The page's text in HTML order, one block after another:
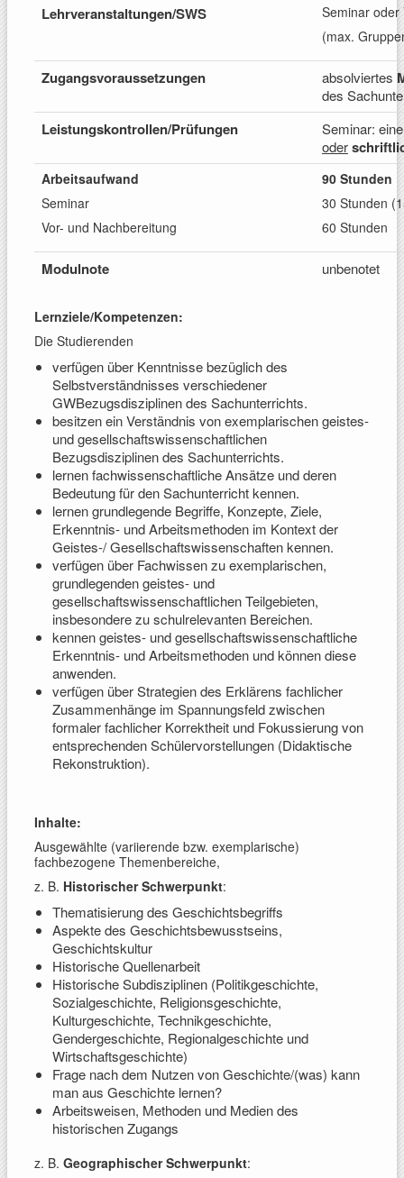
Lehrveranstaltungen/SWS
Seminar oder
(max.
Zugangsvoraussetzungen absolviertes
des
Leistungskontrollen/Prüfungen
Seminar:
oder
Arbeitsaufwand
Seminar
Vor- und Nachbereitung
90 Stunden
30 Stunden
60 Stunden
Modulnote unbenotet
Lernziele/Kompetenzen:
Die Studierenden
verfügen über Kenntnisse bezüglich des
Selbstverständnisses verschiedener
GWBezugsdisziplinen des Sachunterrichts.
besitzen ein Verständnis von exemplarischen geistes-
und gesellschaftswissenschaftlichen
Bezugsdisziplinen des Sachunterrichts.
lernen fachwissenschaftliche Ansätze und deren
Bedeutung für den Sachunterricht kennen.
lernen grundlegende Begriffe, Konzepte, Ziele,
Erkenntnis- und Arbeitsmethoden im Kontext der
Geistes-/ Gesellschaftswissenschaften kennen.
verfügen über Fachwissen zu exemplarischen,
grundlegenden geistes- und
gesellschaftswissenschaftlichen Teilgebieten,
insbesondere zu schulrelevanten Bereichen.
kennen geistes- und gesellschaftswissenschaftliche
Erkenntnis- und Arbeitsmethoden und können diese
anwenden.
verfügen über Strategien des Erklärens fachlicher
Zusammenhänge im Spannungsfeld zwischen
formaler fachlicher Korrektheit und Fokussierung von
entsprechenden Schülervorstellungen (Didaktische
Rekonstruktion).
Inhalte:
Ausgewählte (variierende bzw. exemplarische)
fachbezogene Themenbereiche,
z. B. Historischer Schwerpunkt:
Thematisierung des Geschichtsbegriffs
Aspekte des Geschichtsbewusstseins,
Geschichtskultur
Historische Quellenarbeit
Historische Subdisziplinen (Politikgeschichte,
Sozialgeschichte, Religionsgeschichte,
Kulturgeschichte, Technikgeschichte,
Gendergeschichte, Regionalgeschichte und
Wirtschaftsgeschichte)
Frage nach dem Nutzen von Geschichte/(was) kann
man aus Geschichte lernen?
Arbeitsweisen, Methoden und Medien des
historischen Zugangs
z. B. Geographischer Schwerpunkt: